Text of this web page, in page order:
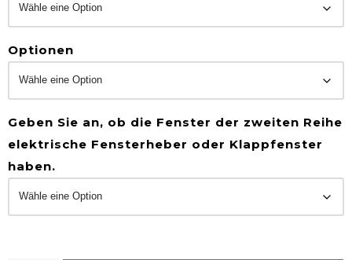
Optionen
Geben Sie an, ob die Fenster der zweiten Reihe
elektrische Fensterheber oder Klappfenster
haben.